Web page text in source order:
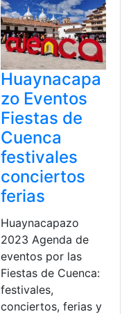
Huaynacapa
zo Eventos
Fiestas de
Cuenca
festivales
conciertos
ferias
Huaynacapazo
2023 Agenda de
eventos por las
Fiestas de Cuenca:
festivales,
conciertos, ferias y